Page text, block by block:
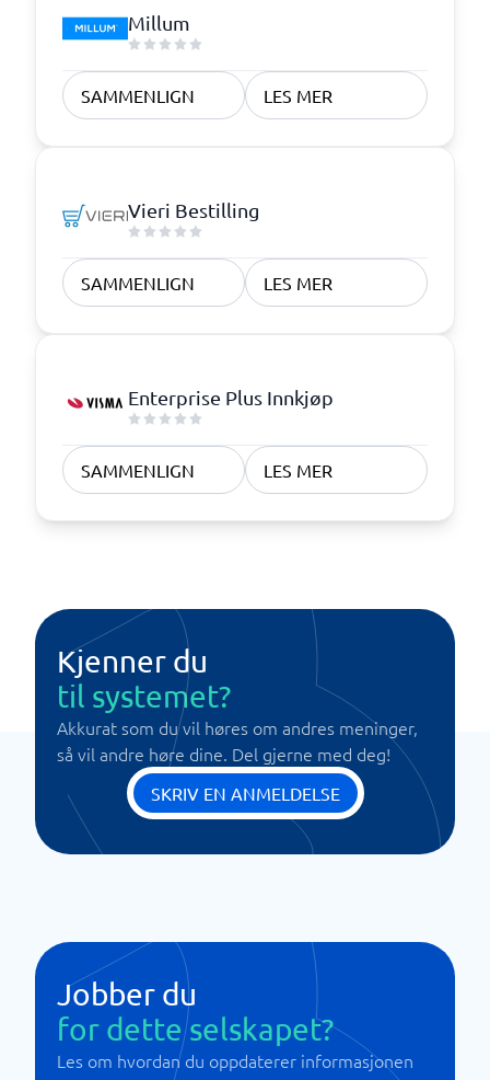
Millum
SAMMENLIGN LES MER
Vieri Bestilling
SAMMENLIGN LES MER
Enterprise Plus Innkjøp
SAMMENLIGN LES MER
Kjenner du
til systemet?
Akkurat som du vil høres om andres meninger,
så vil andre høre dine. Del gjerne med deg!
SKRIV EN ANMELDELSE
Jobber du
for dette selskapet?
Les om hvordan du oppdaterer informasjonen